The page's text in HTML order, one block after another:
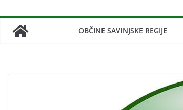
OBČINE SAVINJSKE REGIJE